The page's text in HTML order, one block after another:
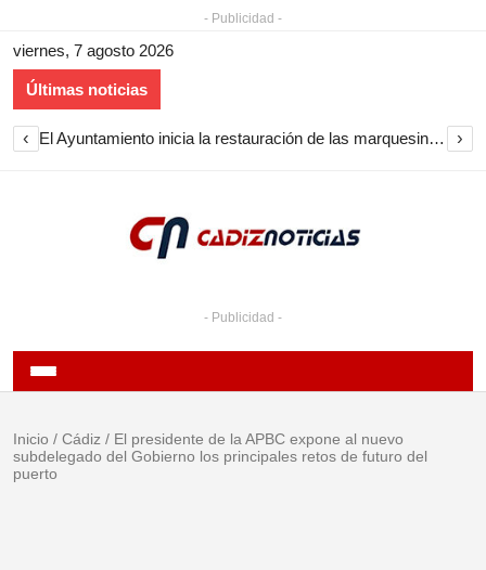
- Publicidad -
viernes, 7 agosto 2026
Últimas noticias
‹ El Ayuntamiento inicia la restauración de las marquesinas de Plaza Esteve para volver a instalarlas en el centro de Jerez ›
- Publicidad -
Inicio / Cádiz / El presidente de la APBC expone al nuevo
subdelegado del Gobierno los principales retos de futuro del
puerto